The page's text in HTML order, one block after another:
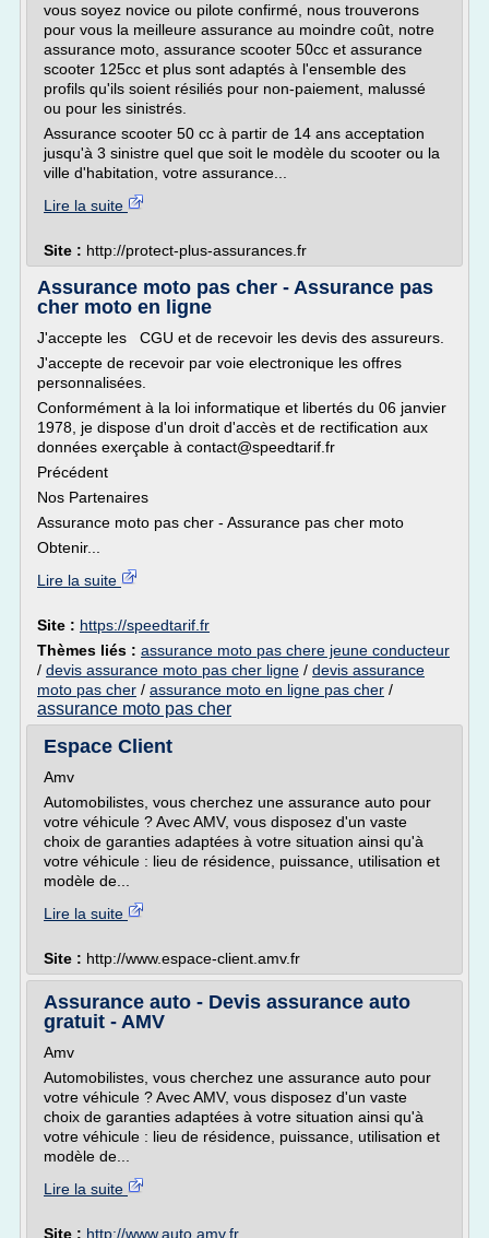
vous soyez novice ou pilote confirmé, nous trouverons
pour vous la meilleure assurance au moindre coût, notre
assurance moto, assurance scooter 50cc et assurance
scooter 125cc et plus sont adaptés à l'ensemble des
profils qu'ils soient résiliés pour non-paiement, malussé
ou pour les sinistrés.
Assurance scooter 50 cc à partir de 14 ans acceptation
jusqu'à 3 sinistre quel que soit le modèle du scooter ou la
ville d'habitation, votre assurance...
Lire la suite
Site : http://protect-plus-assurances.fr
Assurance moto pas cher - Assurance pas
cher moto en ligne
J'accepte les CGU et de recevoir les devis des assureurs.
J'accepte de recevoir par voie electronique les offres
personnalisées.
Conformément à la loi informatique et libertés du 06 janvier
1978, je dispose d'un droit d'accès et de rectification aux
données exerçable à contact@speedtarif.fr
Précédent
Nos Partenaires
Assurance moto pas cher - Assurance pas cher moto
Obtenir...
Lire la suite
Site : https://speedtarif.fr
Thèmes liés : assurance moto pas chere jeune conducteur
/ devis assurance moto pas cher ligne / devis assurance
moto pas cher / assurance moto en ligne pas cher /
assurance moto pas cher
Espace Client
Amv
Automobilistes, vous cherchez une assurance auto pour
votre véhicule ? Avec AMV, vous disposez d'un vaste
choix de garanties adaptées à votre situation ainsi qu'à
votre véhicule : lieu de résidence, puissance, utilisation et
modèle de...
Lire la suite
Site : http://www.espace-client.amv.fr
Assurance auto - Devis assurance auto
gratuit - AMV
Amv
Automobilistes, vous cherchez une assurance auto pour
votre véhicule ? Avec AMV, vous disposez d'un vaste
choix de garanties adaptées à votre situation ainsi qu'à
votre véhicule : lieu de résidence, puissance, utilisation et
modèle de...
Lire la suite
Site : http://www.auto.amv.fr